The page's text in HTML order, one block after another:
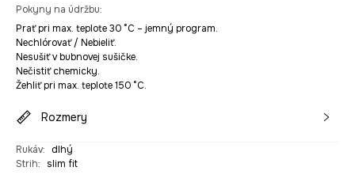
Pokyny na údržbu:
Prať pri max. teplote 30 °C – jemný program.
Nechlórovať / Nebieliť.
Nesušiť v bubnovej sušičke.
Nečistiť chemicky.
Žehliť pri max. teplote 150 °C.
Rozmery
Rukáv:
dlhý
Strih: slim fit